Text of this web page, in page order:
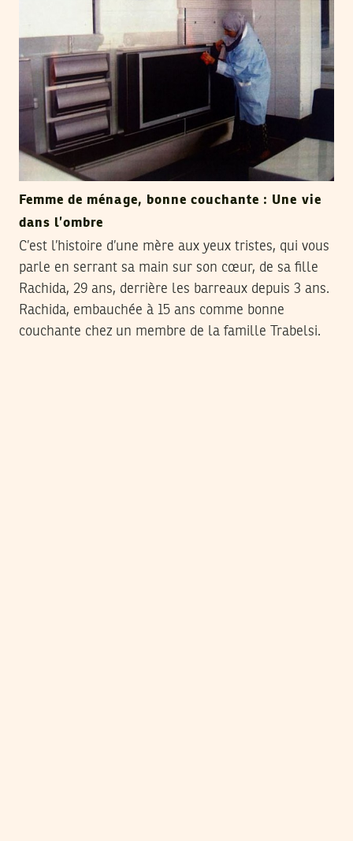
Femme de ménage, bonne couchante : Une vie
dans l’ombre
C’est l’histoire d’une mère aux yeux tristes, qui vous
parle en serrant sa main sur son cœur, de sa fille
Rachida, 29 ans, derrière les barreaux depuis 3 ans.
Rachida, embauchée à 15 ans comme bonne
couchante chez un membre de la famille Trabelsi.